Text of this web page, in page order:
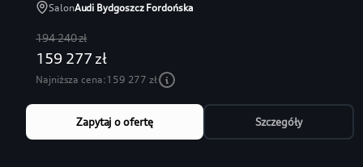
SalonAudi Bydgoszcz Fordońska
194 240 zł
159 277 zł
Najniższa cena:159 277 zł
Zapytaj o ofertę Szczegóły